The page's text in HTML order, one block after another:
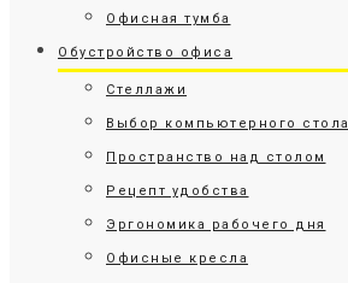
Офисная тумба
Обустройство офиса
Стеллажи
Выбор компьютерного стола
Пространство над столом
Рецепт удобства
Эргономика рабочего дня
Офисные кресла